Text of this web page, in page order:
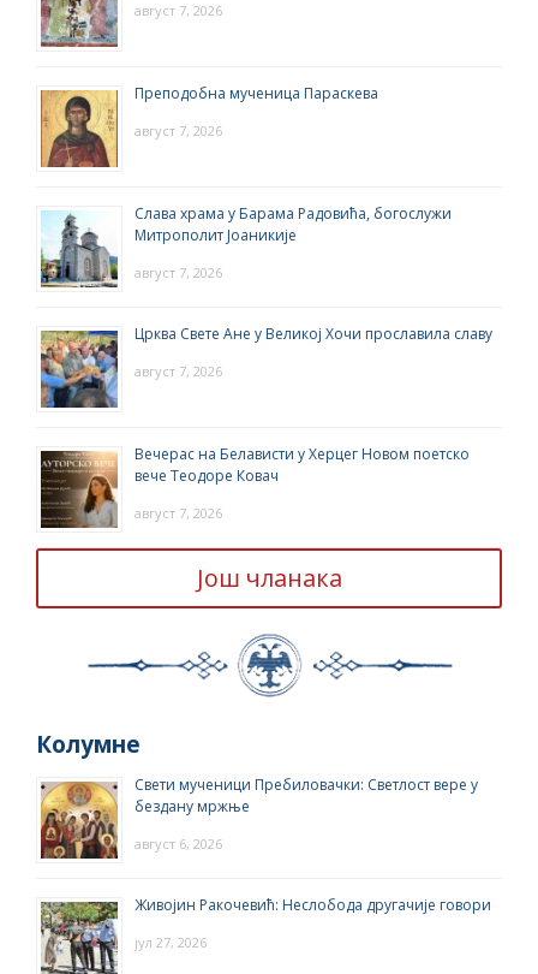
август 7, 2026
Преподобна мученица Параскева
август 7, 2026
Слава храма у Барама Радовића, богослужи
Митрополит Јоаникије
август 7, 2026
Црква Свете Ане у Великој Хочи прославила славу
август 7, 2026
Вечерас на Белависти у Херцег Новом поетско
вече Теодоре Ковач
август 7, 2026
Још чланака
Колумне
Свети мученици Пребиловачки: Светлост вере у
бездану мржње
август 6, 2026
Живојин Ракочевић: Неслобода другачије говори
јул 27, 2026